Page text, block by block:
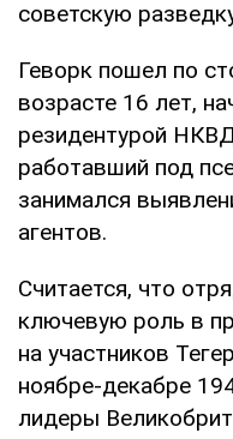
советскую
Геворк пошел по
возрасте 16 лет,
резидентурой
работавший под
занимался
агентов.
Считается, что
ключевую роль в
на участников
ноябре-декабре
лидеры